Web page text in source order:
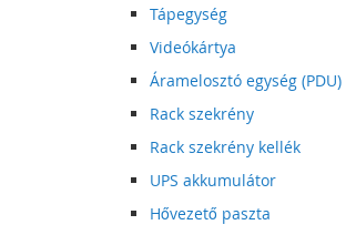
Tápegység
Videókártya
Áramelosztó egység (PDU)
Rack szekrény
Rack szekrény kellék
UPS akkumulátor
Hővezető paszta